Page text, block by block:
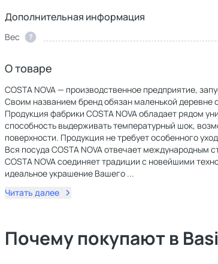
Дополнительная информация
Вес ?
О товаре
COSTA NOVA — производственное предприятие,
Своим названием бренд обязан маленькой деревне
Продукция фабрики COSTA NOVA обладает рядом
способность выдерживать температурный шок,
поверхности. Продукция не требует особенного
Вся посуда COSTA NOVA отвечает
COSTA NOVA соединяет традиции с новейшими
идеальное украшение Вашего ...
Читать далее
Почему покупают в